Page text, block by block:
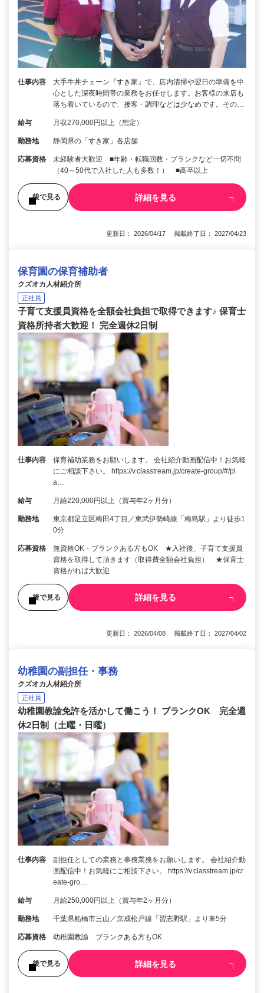
仕事内容
大手牛丼チェーン『すき家』で、店内清掃や翌日の準備を中
心とした深夜時間帯の業務をお任せします。お客様の来店も
落ち着いているので、接客・調理などは少なめです。その…
給与 月収270,000円以上（想定）
勤務地 静岡県の「すき家」各店舗
応募資格
未経験者大歓迎 ■年齢・転職回数・ブランクなど一切不問
（40～50代で入社した人も多数！） ■高卒以上
後で見る 詳細を見る
更新日： 2026/04/17 掲載終了日： 2027/04/23
保育園の保育補助者
クズオカ人材紹介所
正社員
子育て支援員資格を全額会社負担で取得できます♪ 保育士
資格所持者大歓迎！ 完全週休2日制
仕事内容
保育補助業務をお願いします。 会社紹介動画配信中！お気軽
にご相談下さい。 https://v.classtream.jp/create-group/#/pl
a…
給与 月給220,000円以上（賞与年2ヶ月分）
勤務地
東京都足立区梅田4丁目／東武伊勢崎線「梅島駅」より徒歩1
0分
応募資格
無資格OK・ブランクある方もOK ★入社後、子育て支援員
資格を取得して頂きます（取得費全額会社負担） ★保育士
資格がれば大歓迎
後で見る 詳細を見る
更新日： 2026/04/08 掲載終了日： 2027/04/02
幼稚園の副担任・事務
クズオカ人材紹介所
正社員
幼稚園教諭免許を活かして働こう！ ブランクOK 完全週
休2日制（土曜・日曜）
仕事内容
副担任としての業務と事務業務をお願いします。 会社紹介動
画配信中！お気軽にご相談下さい。 https://v.classtream.jp/cr
eate-gro…
給与 月給250,000円以上（賞与年2ヶ月分）
勤務地 千葉県船橋市三山／京成松戸線「習志野駅」より車5分
応募資格 幼稚園教諭 ブランクある方もOK
後で見る 詳細を見る